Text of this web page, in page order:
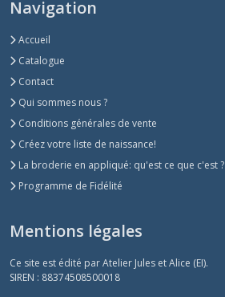
Navigation
Accueil
Catalogue
Contact
Qui sommes nous ?
Conditions générales de vente
Créez votre liste de naissance!
La broderie en appliqué: qu'est ce que c'est ?
Programme de Fidélité
Mentions légales
Ce site est édité par Atelier Jules et Alice (EI).
SIREN : 88374508500018